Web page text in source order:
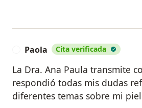
Paola Cita verificada
La Dra. Ana Paula transmite
respondió todas mis dudas
diferentes temas sobre mi piel